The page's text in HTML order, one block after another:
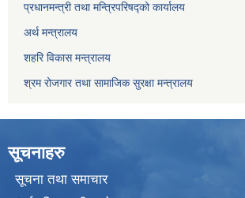
प्रधानमन्त्री तथा मन्त्रिपरिषद्को कार्यालय
अर्थ मन्त्रालय
शहरि विकास मन्त्रालय
श्रम रोजगार तथा सामाजिक सुरक्षा मन्त्रालय
सूचनाहरु
सूचना तथा समाचार